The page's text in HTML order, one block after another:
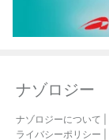
ナゾロジー
ナゾロジーについて
ライバシーポリシー